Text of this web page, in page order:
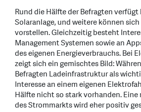
Rund die Hälfte der Befragten
Solaranlage, und weitere können
vorstellen. Gleichzeitig besteht
Management Systemen sowie an
des eigenen Energieverbrauchs. Bei
zeigt sich ein gemischtes Bild:
Befragten Ladeinfrastruktur als
Interesse an einem eigenen
Hälfte nicht so stark vorhanden.
des Strommarkts wird eher positiv